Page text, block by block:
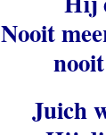
Nooit
Juich